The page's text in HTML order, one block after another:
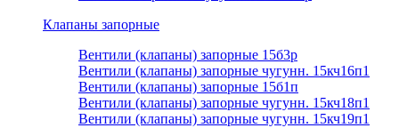
Клапаны запорные
Вентили (клапаны) запорные 15б3р
Вентили (клапаны) запорные чугунн. 15кч16п1
Вентили (клапаны) запорные 15б1п
Вентили (клапаны) запорные чугунн. 15кч18п1
Вентили (клапаны) запорные чугунн. 15кч19п1